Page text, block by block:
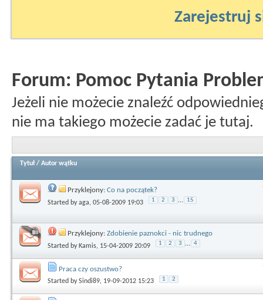
Zarejestruj
Forum: Pomoc Pytania
Jeżeli nie możecie znaleźć
nie ma takiego możecie zadać je tutaj.
Tytuł / Autor wątku
Przyklejony: Co na początek?
Started byaga, 05-08-2009 19:03 1 2 3 ... 15
Przyklejony: Zdobienie paznokci - nic trudnego
Started by Kamis, 15-04-2009 20:09 1 2 3 ... 4
Praca czy oszustwo?
Started bySindi89, 19-09-2012 15:23 1 2